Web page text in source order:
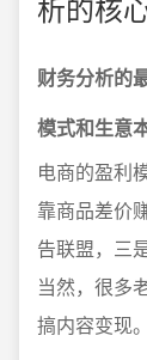
财务分析的
模式和生意
电商的盈利
靠商品差价
告联盟，三
当然，很多
搞内容变现。